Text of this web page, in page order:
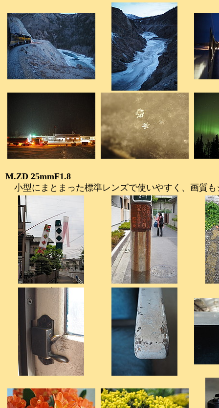
M.ZD 25mmF1.8
小型にまとまった標準レンズで使いやすく、画質も